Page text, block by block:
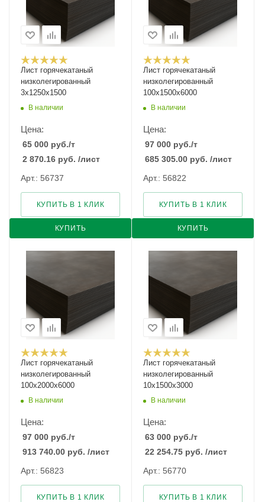
Лист горячекатаный
низколегированный
3х1250х1500
В наличии
Цена:
65 000 руб./т
2 870.16 руб. /лист
Арт.: 56737
КУПИТЬ
КУПИТЬ В 1 КЛИК
Лист горячекатаный
низколегированный
100х1500х6000
В наличии
Цена:
97 000 руб./т
685 305.00 руб. /лист
Арт.: 56822
КУПИТЬ
КУПИТЬ В 1 КЛИК
Лист горячекатаный
низколегированный
100х2000х6000
В наличии
Цена:
97 000 руб./т
913 740.00 руб. /лист
Арт.: 56823
КУПИТЬ В 1 КЛИК
Лист горячекатаный
низколегированный
10х1500х3000
В наличии
Цена:
63 000 руб./т
22 254.75 руб. /лист
Арт.: 56770
КУПИТЬ В 1 КЛИК